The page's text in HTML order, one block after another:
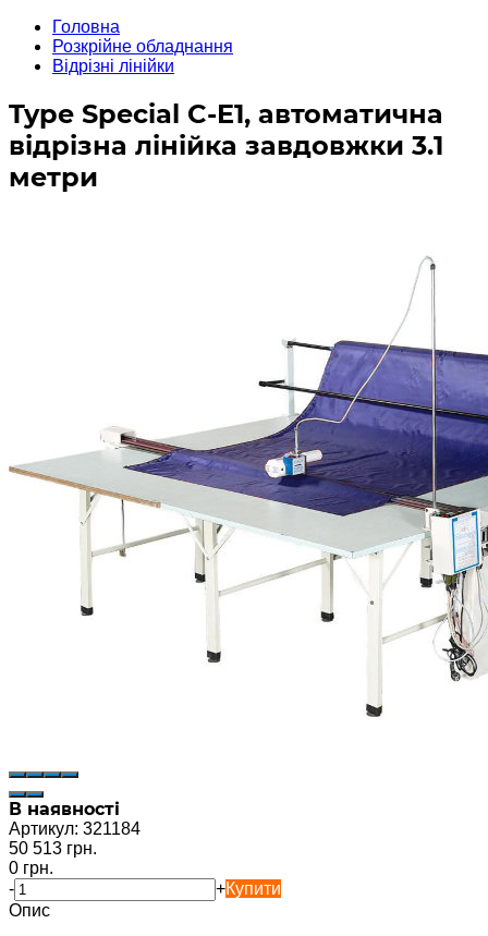
Головна
Розкрійне обладнання
Відрізні лінійки
Type Special C-E1, автоматична
відрізна лінійка завдовжки 3.1
метри
В наявності
Артикул: 321184
50 513 грн.
0 грн.
-
+Купити
Опис